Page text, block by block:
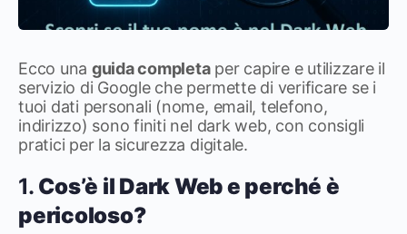
Ecco una guida completaper capire e utilizzare il
servizio di Google che permette di verificare se i
tuoi dati personali (nome, email, telefono,
indirizzo) sono finiti nel dark web, con consigli
pratici per la sicurezza digitale.
1. Cos’è il Dark Web e perché è
pericoloso?